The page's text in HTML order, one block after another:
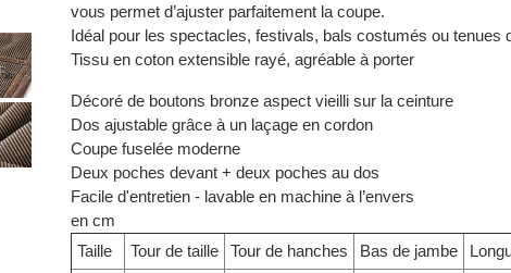
vous permet d’ajuster parfaitement la coupe.
Idéal pour les spectacles, festivals, bals costumés ou tenues
Tissu en coton extensible rayé, agréable à porter
Décoré de boutons bronze aspect vieilli sur la ceinture
Dos ajustable grâce à un laçage en cordon
Coupe fuselée moderne
Deux poches devant + deux poches au dos
Facile d'entretien - lavable en machine à l’envers
en cm
Taille
Tour de taille Tour de hanches Bas de jambe